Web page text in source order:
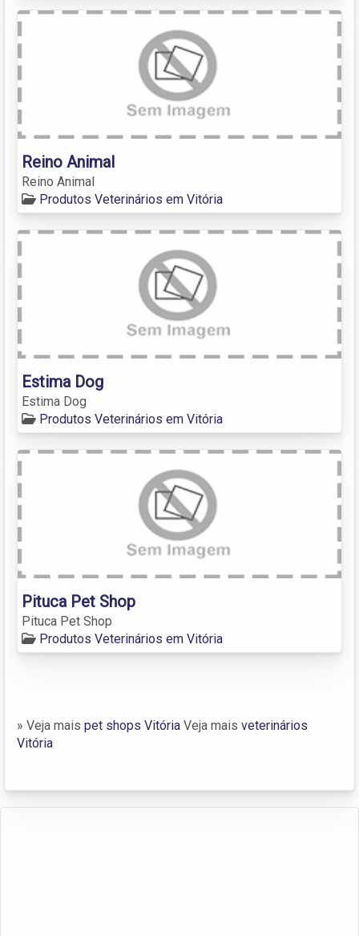
Reino Animal
Reino Animal
Produtos Veterinários em Vitória
Estima Dog
Estima Dog
Produtos Veterinários em Vitória
Pituca Pet Shop
Pituca Pet Shop
Produtos Veterinários em Vitória
» Veja mais pet shops Vitória Veja mais veterinários
Vitória